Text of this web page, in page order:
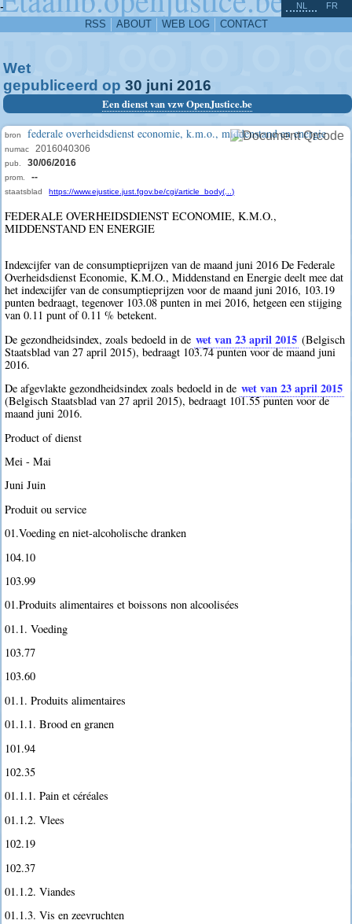
-
RSS ABOUT WEB LOG CONTACT
NL FR
Wet
gepubliceerd op 30 juni 2016
Een dienst van vzw OpenJustice.be
bron federale overheidsdienst economie, k.m.o., middenstand en energie
numac 2016040306
pub. 30/06/2016
prom. --
staatsblad https://www.ejustice.just.fgov.be/cgi/article_body(...)
FEDERALE OVERHEIDSDIENST ECONOMIE, K.M.O.,
MIDDENSTAND EN ENERGIE
Indexcijfer van de consumptieprijzen van de maand juni 2016 De Federale
Overheidsdienst Economie, K.M.O., Middenstand en Energie deelt mee dat
het indexcijfer van de consumptieprijzen voor de maand juni 2016, 103.19
punten bedraagt, tegenover 103.08 punten in mei 2016, hetgeen een stijging
van 0.11 punt of 0.11 % betekent.
De gezondheidsindex, zoals bedoeld in de wet van 23 april 2015 (Belgisch
Staatsblad van 27 april 2015), bedraagt 103.74 punten voor de maand juni
2016.
De afgevlakte gezondheidsindex zoals bedoeld in de wet van 23 april 2015
(Belgisch Staatsblad van 27 april 2015), bedraagt 101.55 punten voor de
maand juni 2016.
Product of dienst
Mei - Mai
Juni Juin
Produit ou service
01.Voeding en niet-alcoholische dranken
104.10
103.99
01.Produits alimentaires et boissons non alcoolisées
01.1. Voeding
103.77
103.60
01.1. Produits alimentaires
01.1.1. Brood en granen
101.94
102.35
01.1.1. Pain et céréales
01.1.2. Vlees
102.19
102.37
01.1.2. Viandes
01.1.3. Vis en zeevruchten
^